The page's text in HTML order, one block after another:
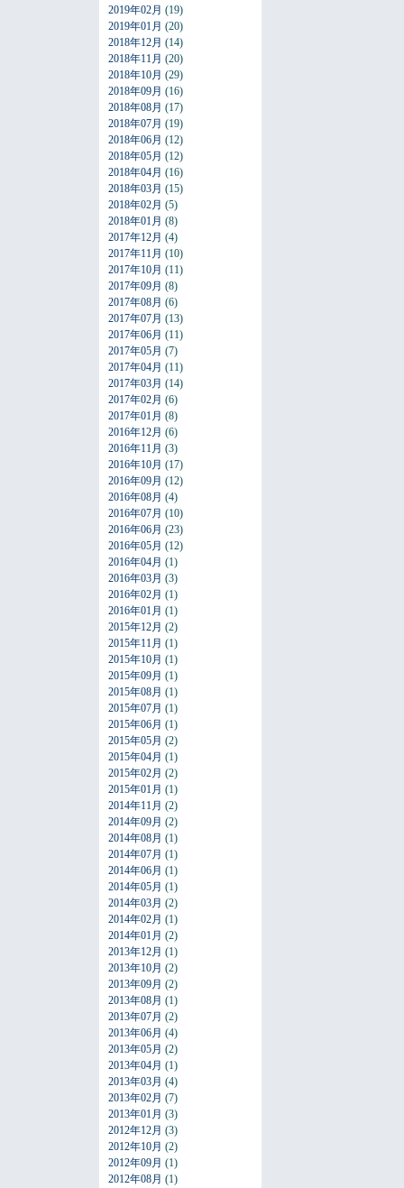
2019年02月 (19)
2019年01月 (20)
2018年12月 (14)
2018年11月 (20)
2018年10月 (29)
2018年09月 (16)
2018年08月 (17)
2018年07月 (19)
2018年06月 (12)
2018年05月 (12)
2018年04月 (16)
2018年03月 (15)
2018年02月 (5)
2018年01月 (8)
2017年12月 (4)
2017年11月 (10)
2017年10月 (11)
2017年09月 (8)
2017年08月 (6)
2017年07月 (13)
2017年06月 (11)
2017年05月 (7)
2017年04月 (11)
2017年03月 (14)
2017年02月 (6)
2017年01月 (8)
2016年12月 (6)
2016年11月 (3)
2016年10月 (17)
2016年09月 (12)
2016年08月 (4)
2016年07月 (10)
2016年06月 (23)
2016年05月 (12)
2016年04月 (1)
2016年03月 (3)
2016年02月 (1)
2016年01月 (1)
2015年12月 (2)
2015年11月 (1)
2015年10月 (1)
2015年09月 (1)
2015年08月 (1)
2015年07月 (1)
2015年06月 (1)
2015年05月 (2)
2015年04月 (1)
2015年02月 (2)
2015年01月 (1)
2014年11月 (2)
2014年09月 (2)
2014年08月 (1)
2014年07月 (1)
2014年06月 (1)
2014年05月 (1)
2014年03月 (2)
2014年02月 (1)
2014年01月 (2)
2013年12月 (1)
2013年10月 (2)
2013年09月 (2)
2013年08月 (1)
2013年07月 (2)
2013年06月 (4)
2013年05月 (2)
2013年04月 (1)
2013年03月 (4)
2013年02月 (7)
2013年01月 (3)
2012年12月 (3)
2012年10月 (2)
2012年09月 (1)
2012年08月 (1)